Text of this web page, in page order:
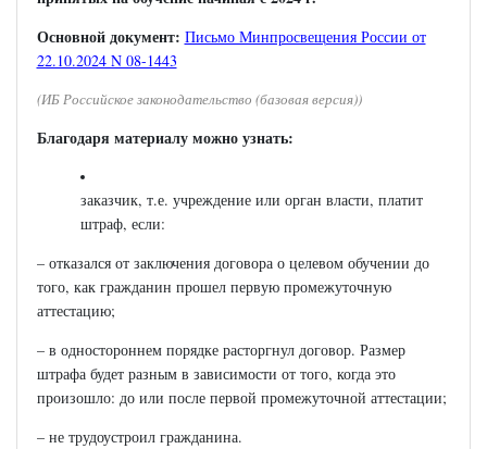
Основной документ: Письмо Минпросвещения России от
22.10.2024 N 08-1443
(ИБ Российское законодательство (базовая версия))
Благодаря материалу можно узнать:
заказчик, т.е. учреждение или орган власти, платит
штраф, если:
– отказался от заключения договора о целевом обучении до
того, как гражданин прошел первую промежуточную
аттестацию;
– в одностороннем порядке расторгнул договор. Размер
штрафа будет разным в зависимости от того, когда это
произошло: до или после первой промежуточной аттестации;
– не трудоустроил гражданина.